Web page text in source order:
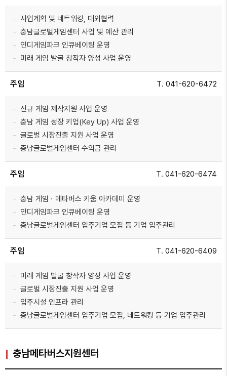
사업계획 및 네트워킹, 대외협력
충남글로벌게임센터 사업 및 예산 관리
인디게임파크 인큐베이팅 운영
미래 게임 발굴 창작자 양성 사업 운영
주임 T. 041-620-6472
신규 게임 제작지원 사업 운영
충남 게임 성장 키업(Key Up) 사업 운영
글로벌 시장진출 지원 사업 운영
충남글로벌게임센터 수익금 관리
주임 T. 041-620-6474
충남 게임ㆍ메타버스 키움 아카데미 운영
인디게임파크 인큐베이팅 운영
충남글로벌게임센터 입주기업 모집 등 기업 입주관리
주임 T. 041-620-6409
미래 게임 발굴 창작자 양성 사업 운영
글로벌 시장진출 지원 사업 운영
입주시설 인프라 관리
충남글로벌게임센터 입주기업 모집, 네트워킹 등 기업 입주관리
충남메타버스지원센터